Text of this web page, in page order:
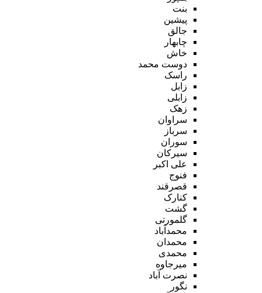
بنت
پیشین
جالق
چابهار
خاش
دوست محمد
راسک
زابل
زابلی
زهک
سراوان
سرباز
سوران
سیرکان
علی اکبر
فنوج
قصرقند
کنارک
گشت
گلمورتی
محمدآباد
محمدان
محمدی
میرجاوه
نصرت آباد
نگور